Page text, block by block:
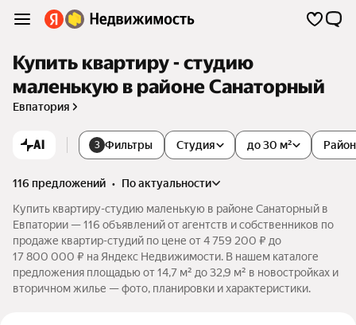
Купить квартиру - студию
маленькую в районе Санаторный
Евпатория
AI 3 Фильтры Студия до 30 м²
116 предложений •
по актуальности
Купить квартиру-студию маленькую в районе Санаторный в
Евпатории — 116 объявлений от агентств и собственников по
продаже квартир-студий по цене от 4 759 200 ₽ до
17 800 000 ₽ на Яндекс Недвижимости. В нашем каталоге
предложения площадью от 14,7 м² до 32,9 м² в новостройках и
вторичном жилье — фото, планировки и характеристики.